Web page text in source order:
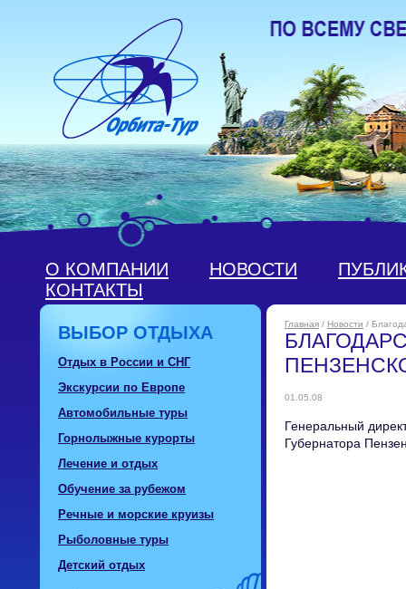
О КОМПАНИИ НОВОСТИ
КОНТАКТЫ
ВЫБОР ОТДЫХА
Отдых в России и СНГ
Экскурсии по Европе
Автомобильные туры
Горнолыжные курорты
Лечение и отдых
Обучение за рубежом
Речные и морские круизы
Рыболовные туры
Детский отдых
Главная / Новости /
01.05.08
Генеральный
Губернатора